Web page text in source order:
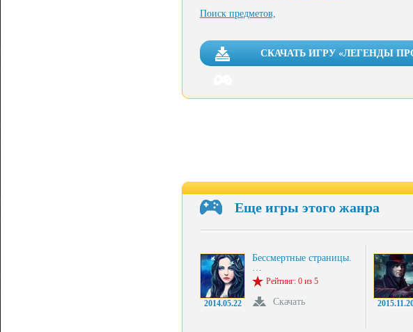
Поиск предметов,
СКАЧАТЬ ИГРУ «ЛЕГЕНДЫ
Еще игры этого жанра
2014.05.22
Бессмертные страницы.
…
Рейтинг: 0 из 5
Скачать